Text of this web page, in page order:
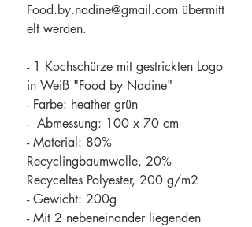
Food.by.nadine@gmail.com übermitt
elt werden.
- 1 Kochschürze mit gestrickten Logo
in Weiß "Food by Nadine"
- Farbe: heather grün
- Abmessung: 100 x 70 cm
- Material: 80%
Recyclingbaumwolle, 20%
Recyceltes Polyester, 200 g/m2
- Gewicht: 200g
- Mit 2 nebeneinander liegenden